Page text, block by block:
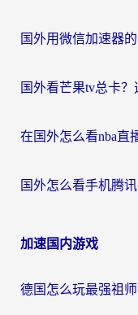
加速国内游戏